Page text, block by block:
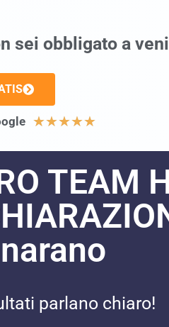
sei obbligato a
★★★★★
TEAM
parlano chiaro!